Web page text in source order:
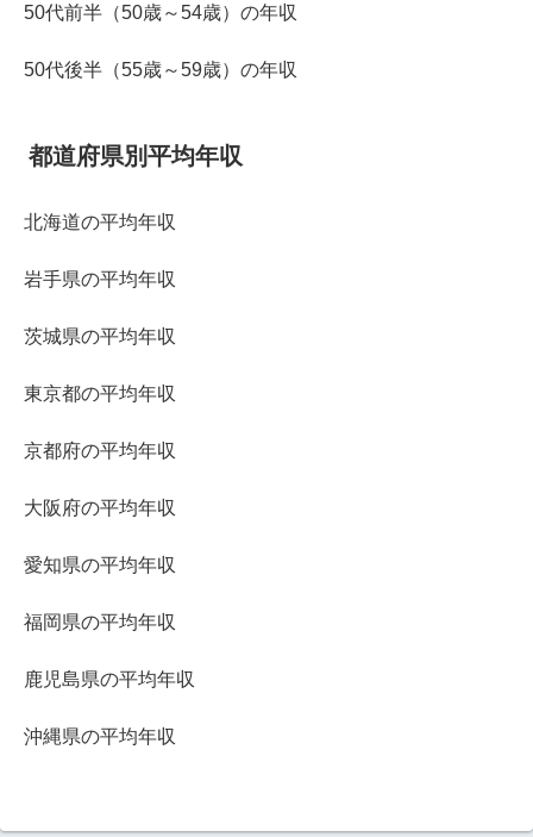
50代前半（50歳～54歳）の年収
50代後半（55歳～59歳）の年収
都道府県別平均年収
北海道の平均年収
岩手県の平均年収
茨城県の平均年収
東京都の平均年収
京都府の平均年収
大阪府の平均年収
愛知県の平均年収
福岡県の平均年収
鹿児島県の平均年収
沖縄県の平均年収